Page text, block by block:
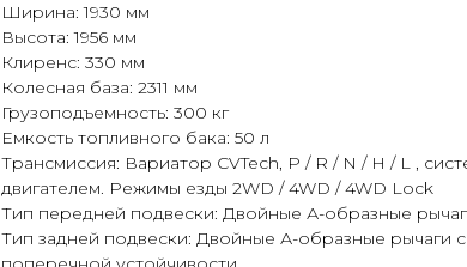
Ширина: 1930 мм
Высота: 1956 мм
Клиренс: 330 мм
Колесная база: 2311 мм
Грузоподъемность: 300 кг
Емкость топливного бака: 50 л
Трансмиссия: Вариатор CVTech, P / R / N / H / L ,
двигателем. Режимы езды 2WD / 4WD / 4WD Lock
Тип передней подвески: Двойные А-образные
Тип задней подвески: Двойные А-образные рычаги